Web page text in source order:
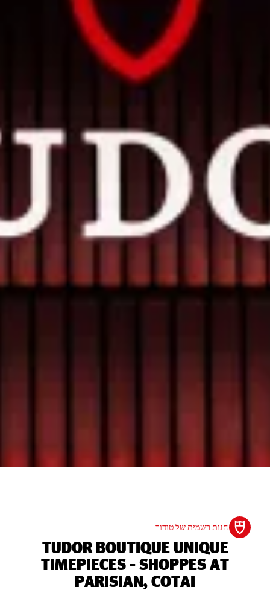
חנות רשמית של טודור
‭TUDOR BOUTIQUE UNIQUE
TIMEPIECES - SHOPPES AT
PARISIAN, COTAI‬